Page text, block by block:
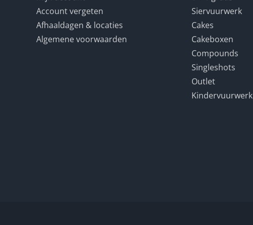
Account vergeten
Afhaaldagen & locaties
Algemene voorwaarden
Siervuurwerk
Cakes
Cakeboxen
Compounds
Singleshots
Outlet
Kindervuurwerk